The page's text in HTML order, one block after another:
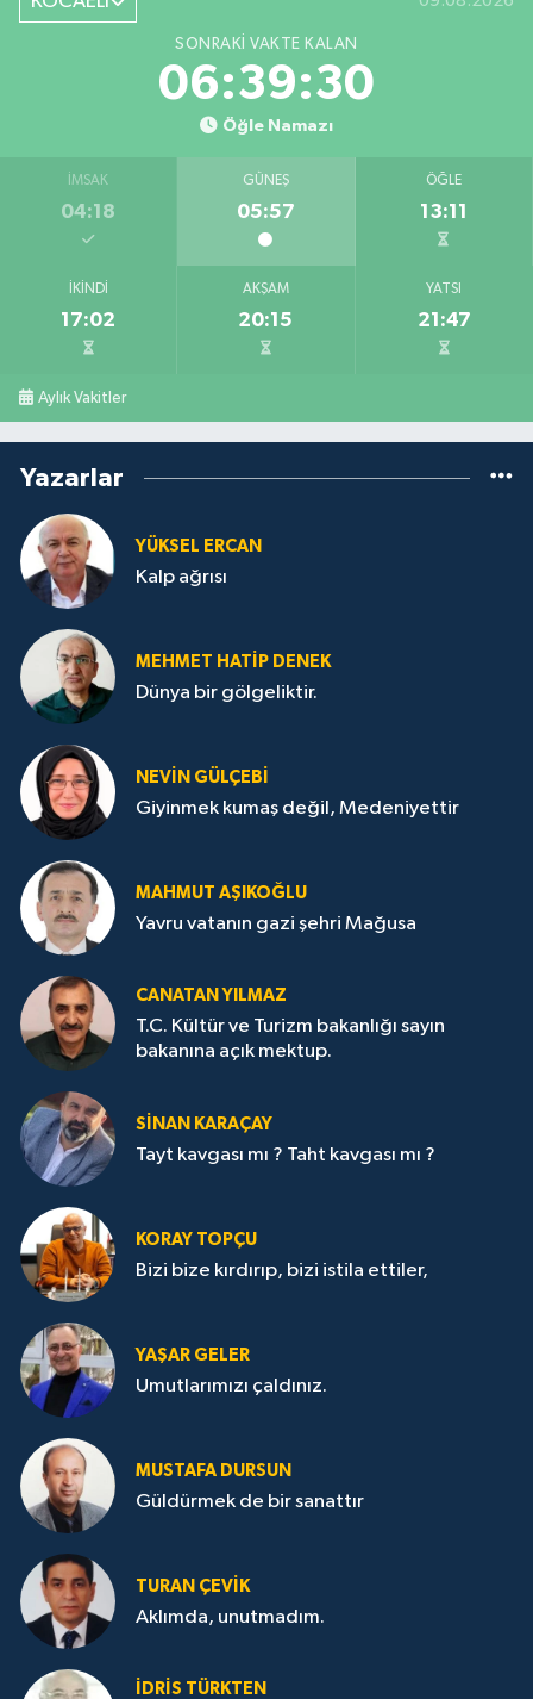
SONRAKI VAKTE KALAN
06:39:30
Öğle Namazı
İMSAK
04:18
GÜNEŞ
05:57
ÖĞLE
13:11
İKINDI
17:02
AKŞAM
20:15
YATSI
21:47
Aylık Vakitler
Yazarlar
YÜKSEL ERCAN
Kalp ağrısı
MEHMET HATİP DENEK
Dünya bir gölgeliktir.
NEVİN GÜLÇEBİ
Giyinmek kumaş değil, Medeniyettir
MAHMUT AŞIKOĞLU
Yavru vatanın gazi şehri Mağusa
CANATAN YILMAZ
T.C. Kültür ve Turizm bakanlığı sayın
bakanına açık mektup.
SİNAN KARAÇAY
Tayt kavgası mı ? Taht kavgası mı ?
KORAY TOPÇU
Bizi bize kırdırıp, bizi istila ettiler,
YAŞAR GELER
Umutlarımızı çaldınız.
MUSTAFA DURSUN
Güldürmek de bir sanattır
TURAN ÇEVİK
Aklımda, unutmadım.
İDRİS TÜRKTEN